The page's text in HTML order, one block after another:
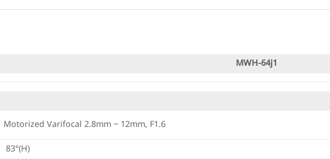
MWH-64j1
Motorized Varifocal 2.8mm ~ 12mm, F1.6
83°(H)